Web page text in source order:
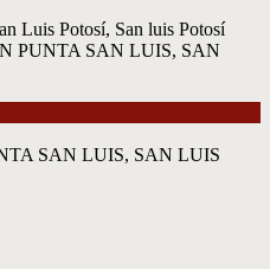
SAN LUIS, SAN LUIS